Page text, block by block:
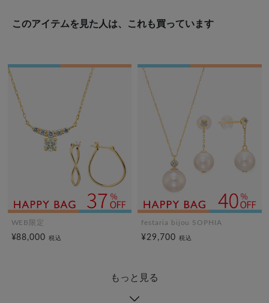
このアイテムを見た人は、これも買っています
WEB限定
¥88,000税込
festaria bijou SOPHIA
¥29,700 税込
もっと見る